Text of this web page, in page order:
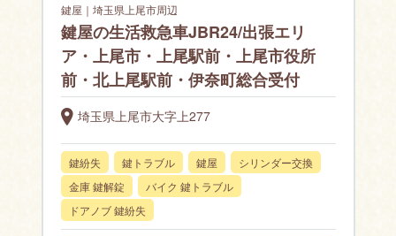
鍵屋｜埼玉県上尾市周辺
鍵屋の生活救急車JBR24/出張エリ
ア・上尾市・上尾駅前・上尾市役所
前・北上尾駅前・伊奈町総合受付
埼玉県上尾市大字上277
鍵紛失 鍵トラブル 鍵屋
シリンダー交換
金庫 鍵解錠
バイク 鍵トラブル
ドアノブ 鍵紛失